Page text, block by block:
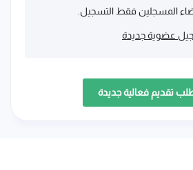
المسجلين فقط التسجيل.
عضوية جديدة
تقديم فعالية جديدة